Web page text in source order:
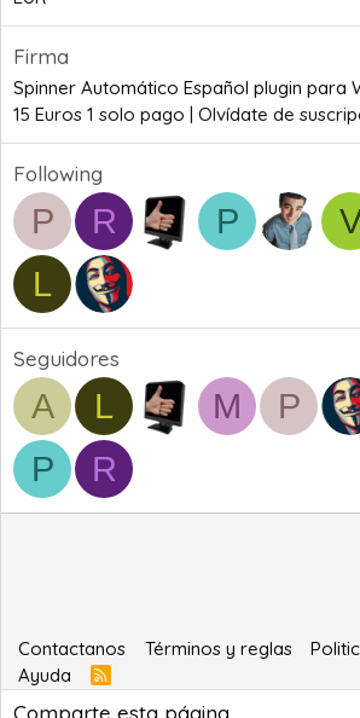
Firma
Spinner Automático Español plugin para
15 Euros 1 solo pago | Olvídate de
Following
P R P
L
Seguidores
A L M P
P
R
Contactanos Términos y reglas
Ayuda
R
S
Comparte esta página